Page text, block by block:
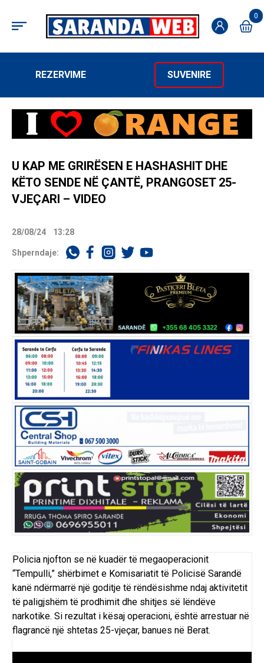
0
REZERVIME SUVENIRE
U KAP ME GRIRËSEN E HASHASHIT DHE
KËTO SENDE NË ÇANTË, PRANGOSET 25-
VJEÇARI – VIDEO
28/08/24 13:28
Shperndaje:
Policia njofton se në kuadër të megaoperacionit
“Tempulli,” shërbimet e Komisariatit të Policisë Sarandë
kanë ndërmarrë një goditje të rëndësishme ndaj aktivitetit
të paligjshëm të prodhimit dhe shitjes së lëndëve
narkotike. Si rezultat i kësaj operacioni, është arrestuar në
flagrancë një shtetas 25-vjeçar, banues në Berat.